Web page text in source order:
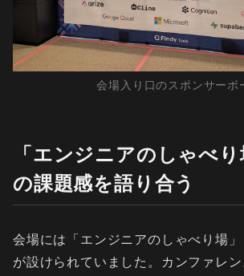
会場入り口のスポンサーボ
「エンジニアのしゃべ
の課題感を語り合う
会場には「エンジニアのしゃべり場
が設けられていました。カンファレ